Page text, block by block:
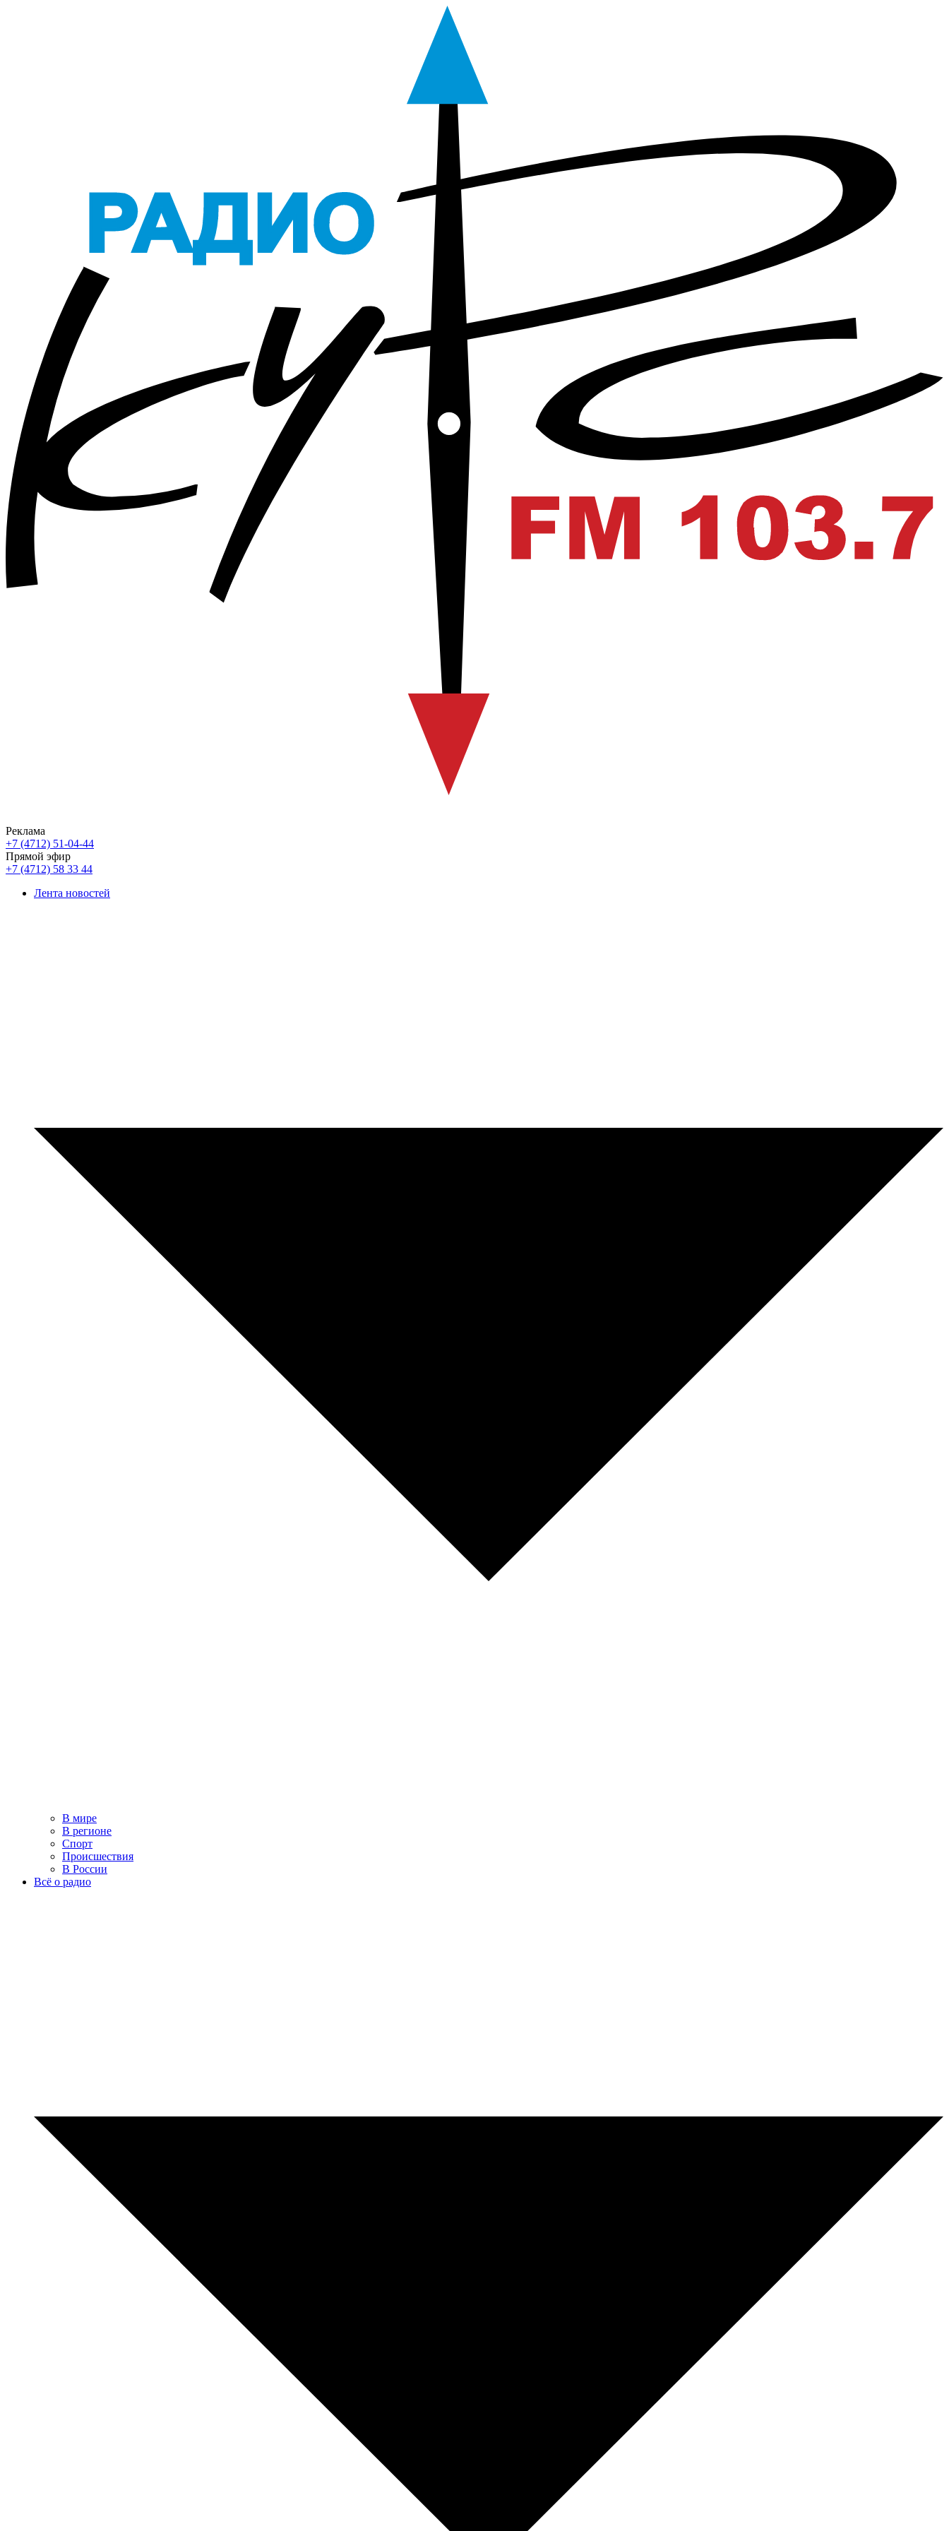
Реклама
+7 (4712) 51-04-44
Прямой эфир
+7 (4712) 58 33 44
Лента новостей
В мире
В регионе
Спорт
Происшествия
В России
Всё о радио